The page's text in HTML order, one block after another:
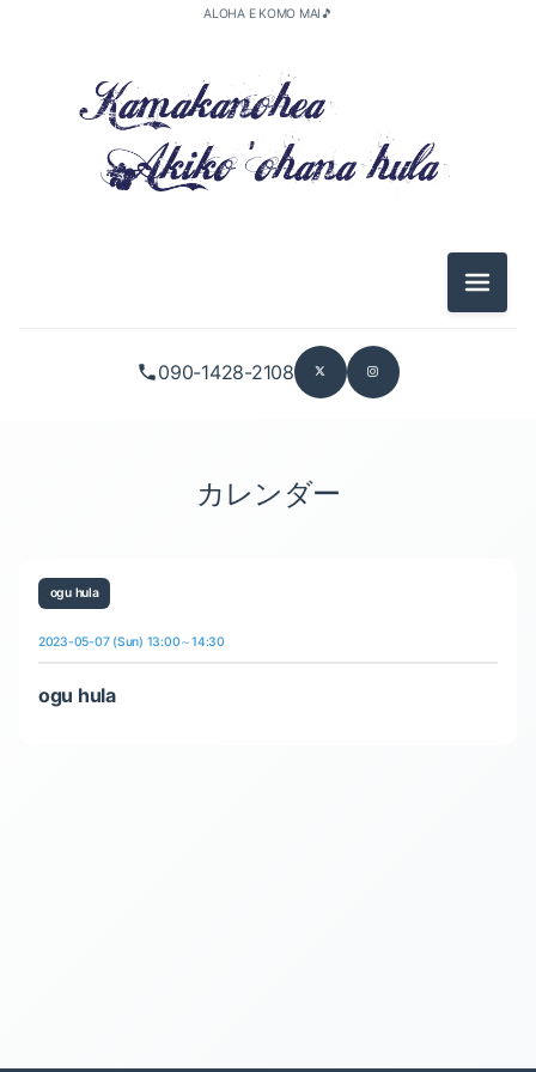
090-1428-2108
ALOHA E KOMO MAI🎵
メニュ
カレンダー
ogu hula
2023-05-07 (Sun) 13:00～14:30
ogu hula